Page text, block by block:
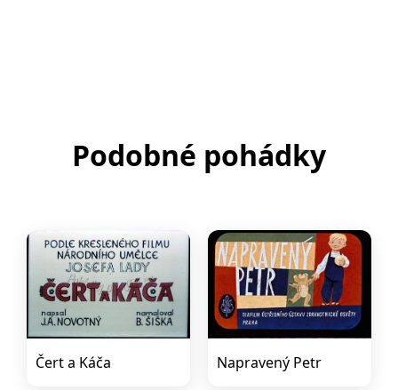
Podobné pohádky
Čert a Káča Napravený Petr